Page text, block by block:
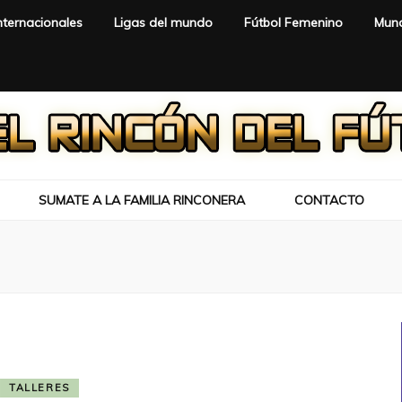
Ligas del mundo Fútbol Femenino
SUMATE A LA FAMILIA RINCONERA CONTACTO
TALLERES